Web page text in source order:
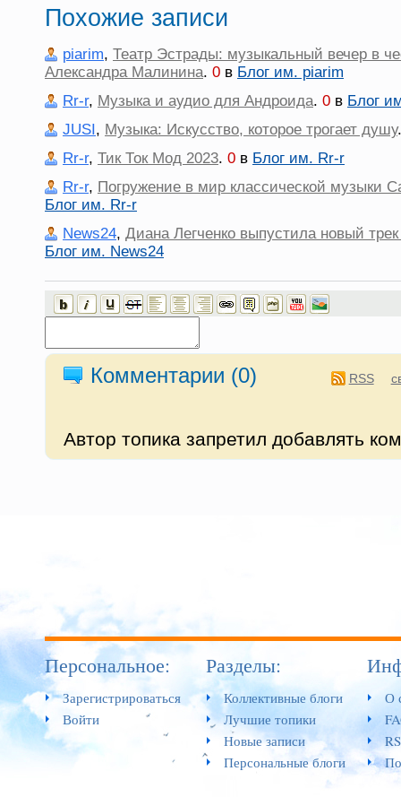
Похожие записи
piarim, Театр Эстрады: музыкальный вечер в
Александра Малинина. 0 в Блог им. piarim
Rr-r, Музыка и аудио для Андроида. 0 в Блог
JUSI, Музыка: Искусство, которое трогает душу
Rr-r, Тик Ток Мод 2023. 0 в Блог им. Rr-r
Rr-r, Погружение в мир классической музыки
Блог им. Rr-r
News24, Диана Легченко выпустила новый
Блог им. News24
Комментарии (0) RSS
Автор топика запретил добавлять
Персональное:
Зарегистрироваться
Войти
Разделы:
Коллективные блоги
Лучшие топики
Новые записи
Персональные блоги
О